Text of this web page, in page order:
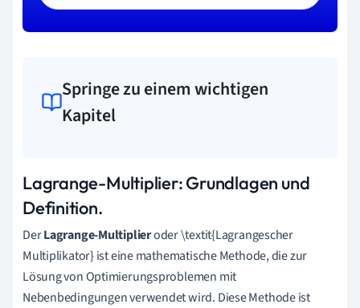
Springe zu einem wichtigen
Kapitel
Lagrange-Multiplier: Grundlagen und
Definition.
DerLagrange-Multiplieroder \textit{Lagrangescher
Multiplikator} ist eine mathematische Methode, die zur
Lösung von Optimierungsproblemen mit
Nebenbedingungen verwendet wird. Diese Methode ist